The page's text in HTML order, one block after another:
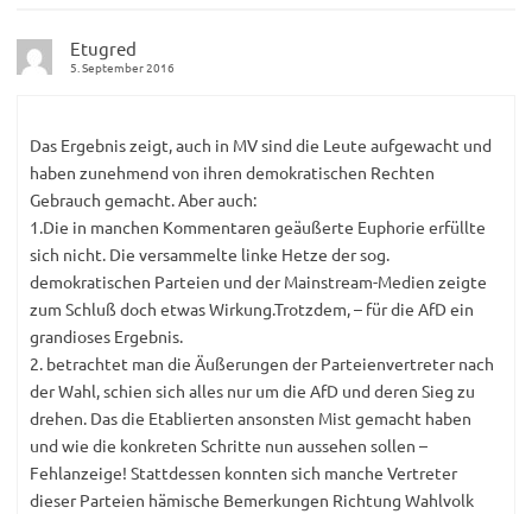
Etugred
5. September 2016
Das Ergebnis zeigt, auch in MV sind die Leute aufgewacht und
haben zunehmend von ihren demokratischen Rechten
Gebrauch gemacht. Aber auch:
1.Die in manchen Kommentaren geäußerte Euphorie erfüllte
sich nicht. Die versammelte linke Hetze der sog.
demokratischen Parteien und der Mainstream-Medien zeigte
zum Schluß doch etwas Wirkung.Trotzdem, – für die AfD ein
grandioses Ergebnis.
2. betrachtet man die Äußerungen der Parteienvertreter nach
der Wahl, schien sich alles nur um die AfD und deren Sieg zu
drehen. Das die Etablierten ansonsten Mist gemacht haben
und wie die konkreten Schritte nun aussehen sollen –
Fehlanzeige! Stattdessen konnten sich manche Vertreter
dieser Parteien hämische Bemerkungen Richtung Wahlvolk